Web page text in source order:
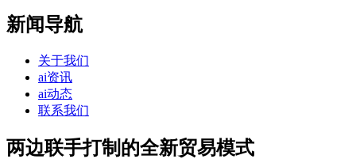
新闻导航
关于我们
ai资讯
ai动态
联系我们
两边联手打制的全新贸易模式